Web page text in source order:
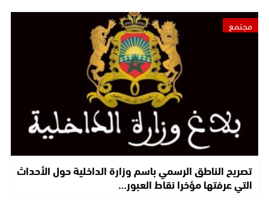
مجتمع
تصريح الناطق الرسمي باسم وزارة الداخلية حول الأحداث
التي عرفتها مؤخرا نقاط العبور…